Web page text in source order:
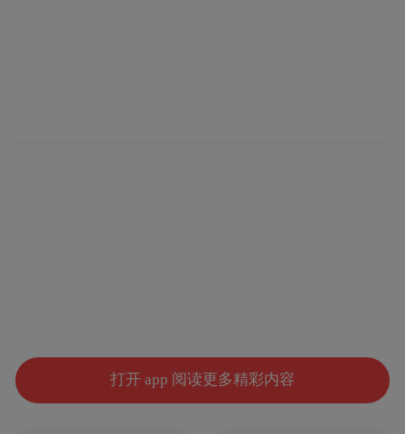
打开 app 阅读更多精彩内容